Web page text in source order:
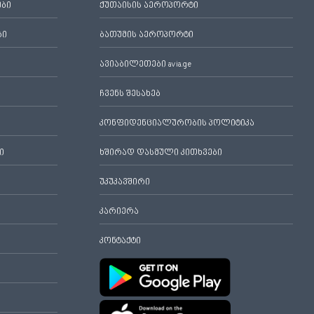
ქუთაისის აეროპორტი
ბათუმის აეროპორტი
ავიაბილეთები avia.ge
ჩვენს შესახებ
კონფიდენციალურობის პოლიტიკა
ხშირად დასმული კითხვები
უკუკავშირი
კარიერა
კონტაქტი